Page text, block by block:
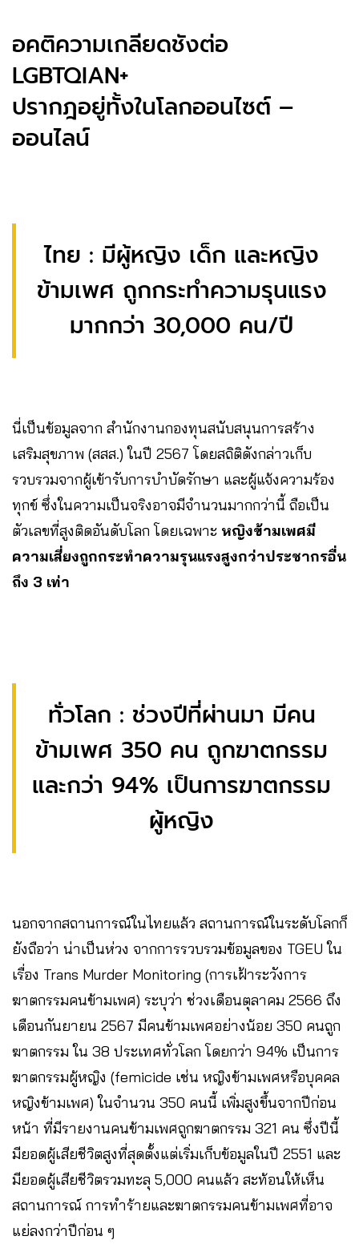
อคติความเกลียดชังต่อ
LGBTQIAN+
ปรากฎอยู่ทั้งในโลกออนไซต์ –
ออนไลน์
ไทย : มีผู้หญิง เด็ก และหญิง
ข้ามเพศ ถูกกระทำความรุนแรง
มากกว่า 30,000 คน/ปี
นี่เป็นข้อมูลจาก สำนักงานกองทุนสนับสนุนการสร้าง
เสริมสุขภาพ (สสส.) ในปี 2567 โดยสถิติดังกล่าวเก็บ
รวบรวมจากผู้เข้ารับการบำบัดรักษา และผู้แจ้งความร้อง
ทุกข์ ซึ่งในความเป็นจริงอาจมีจำนวนมากกว่านี้ ถือเป็น
ตัวเลขที่สูงติดอันดับโลก โดยเฉพาะ หญิงข้ามเพศมี
ความเสี่ยงถูกกระทำความรุนแรงสูงกว่าประชากรอื่น
ถึง 3 เท่า
ทั่วโลก : ช่วงปีที่ผ่านมา มีคน
ข้ามเพศ 350 คน ถูกฆาตกรรม
และกว่า 94% เป็นการฆาตกรรม
ผู้หญิง
นอกจากสถานการณ์ในไทยแล้ว สถานการณ์ในระดับโลกก็
ยังถือว่า น่าเป็นห่วง จากการรวบรวมข้อมูลของ TGEU ใน
เรื่อง Trans Murder Monitoring (การเฝ้าระวังการ
ฆาตกรรมคนข้ามเพศ) ระบุว่า ช่วงเดือนตุลาคม 2566 ถึง
เดือนกันยายน 2567 มีคนข้ามเพศอย่างน้อย 350 คนถูก
ฆาตกรรม ใน 38 ประเทศทั่วโลก โดยกว่า 94% เป็นการ
ฆาตกรรมผู้หญิง (femicide เช่น หญิงข้ามเพศหรือบุคคล
หญิงข้ามเพศ) ในจำนวน 350 คนนี้ เพิ่มสูงขึ้นจากปีก่อน
หน้า ที่มีรายงานคนข้ามเพศถูกฆาตกรรม 321 คน ซึ่งปีนี้
มียอดผู้เสียชีวิตสูงที่สุดตั้งแต่เริ่มเก็บข้อมูลในปี 2551 และ
มียอดผู้เสียชีวิตรวมทะลุ 5,000 คนแล้ว สะท้อนให้เห็น
สถานการณ์ การทำร้ายและฆาตกรรมคนข้ามเพศที่อาจ
แย่ลงกว่าปีก่อน ๆ